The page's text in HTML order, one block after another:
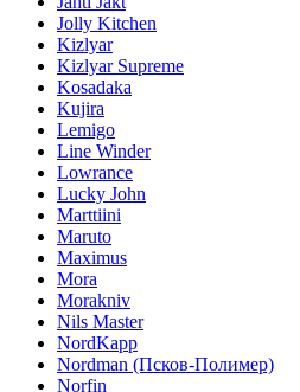
Jolly Kitchen
Kizlyar
Kizlyar Supreme
Kosadaka
Kujira
Lemigo
Line Winder
Lowrance
Lucky John
Marttiini
Maruto
Maximus
Mora
Morakniv
Nils Master
NordKapp
Nordman (Псков-Полимер)
Norfin